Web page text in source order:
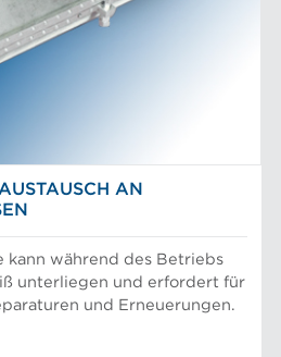
AN S
kann während des Betriebs
unterliegen und erfordert für
und Erneuerungen.